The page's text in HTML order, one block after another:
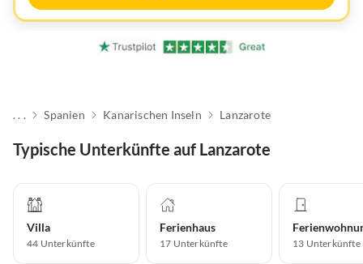
. . . Spanien Kanarischen Inseln Lanzarote
Typische Unterkünfte auf Lanzarote
Villa
44 Unterkünfte
Ferienhaus
17 Unterkünfte 13 Unterkünfte